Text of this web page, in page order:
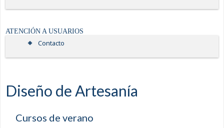
ATENCIÓN A USUARIOS
Contacto
Diseño de Artesanía
Cursos de verano